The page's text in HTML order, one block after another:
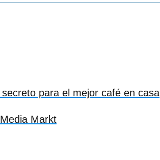
para el mejor café en casa
Markt